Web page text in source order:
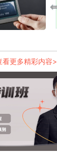
看更多精彩内容>